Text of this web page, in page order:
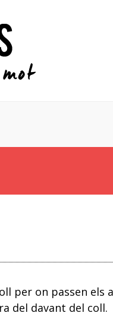
per on passen els
del davant del coll.